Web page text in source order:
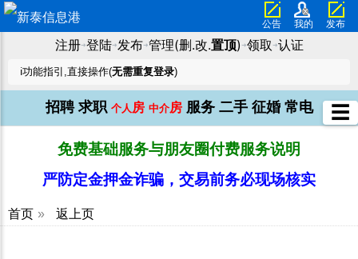
公告 我的 发布
注册➜登陆➜发布➜管理(删.改.置顶) ➜领取 ➜认证
ℹ️功能指引,直接操作(无需重复登录)
招聘 求职 个人 房 中介房 服务 二手 征婚 常电
免费基础服务与朋友圈付费服务说明
严防定金押金诈骗，交易前务必现场核实
首页 » 返上页
☰